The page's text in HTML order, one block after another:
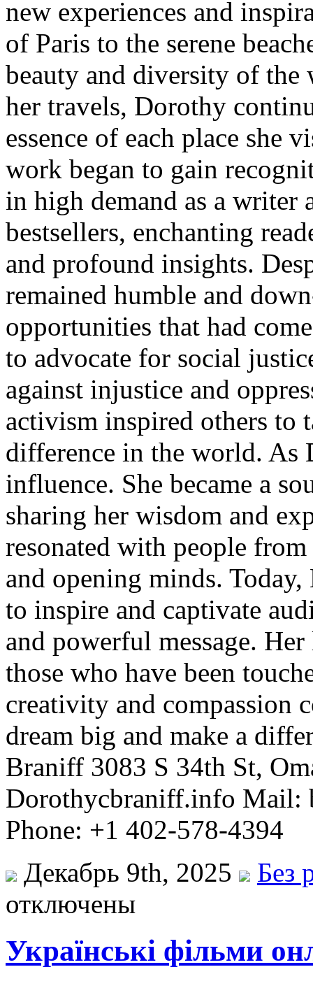
new experiences and
of Paris to the serene
beauty and diversity of
her travels, Dorothy
essence of each place she
work began to gain
in high demand as a writer
bestsellers, enchanting
and profound insights.
remained humble and
opportunities that had
to advocate for social
against injustice and
activism inspired others to
difference in the world. As
influence. She became a
sharing her wisdom and
resonated with people
and opening minds.
to inspire and captivate
and powerful message.
those who have been
creativity and compassion
dream big and make a
Braniff 3083 S 34th St,
Dorothycbraniff.info Mail:
Phone: +1 402-578-4394
Декабрь 9th, 2025
Без
отключены
Українські фільми